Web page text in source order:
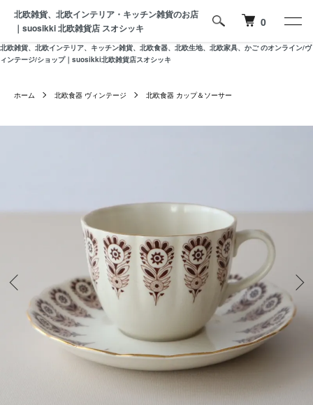
北欧雑貨、北欧インテリア、キッチン雑貨、北欧食器、北欧生地、北欧家具、かご のオンライン/ヴ
ィンテージ/ショップ｜suosikki北欧雑貨店スオシッキ
北欧雑貨、北欧インテリア・キッチン雑貨のお店
｜suosikki 北欧雑貨店 スオシッキ
0
ホーム 北欧食器 ヴィンテージ 北欧食器 カップ＆ソーサー